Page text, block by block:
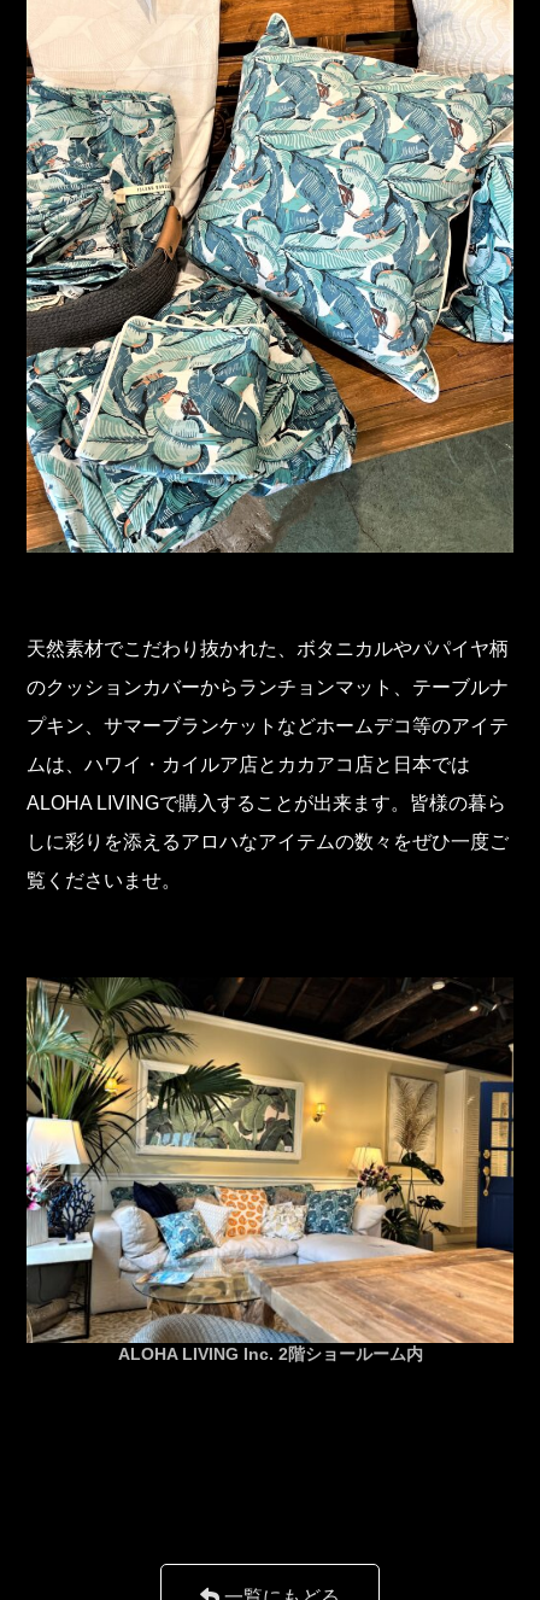
天然素材でこだわり抜かれた、ボタニカルやパパイヤ柄
のクッションカバーからランチョンマット、テーブルナ
プキン、サマーブランケットなどホームデコ等のアイテ
ムは、ハワイ・カイルア店とカカアコ店と日本では
ALOHA LIVINGで購入することが出来ます。皆様の暮ら
しに彩りを添えるアロハなアイテムの数々をぜひ一度ご
覧くださいませ。
ALOHA LIVING Inc. 2階ショールーム内